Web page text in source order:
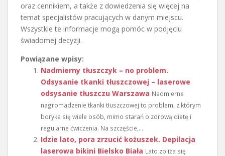
oraz cennikiem, a także z dowiedzenia się więcej na
temat specjalistów pracujących w danym miejscu.
Wszystkie te informacje mogą pomóc w podjęciu
świadomej decyzji.
Powiązane wpisy:
Nadmierny tłuszczyk – no problem.
Odsysanie tkanki tłuszczowej – laserowe
odsysanie tłuszczu Warszawa Nadmierne
nagromadzenie tkanki tłuszczowej to problem, z którym
boryka się wiele osób, mimo starań o zdrową dietę i
regularne ćwiczenia. Na szczęście,...
Idzie lato, pora zrzucić kożuszek. Depilacja
laserowa bikini Bielsko Biała Lato zbliża się